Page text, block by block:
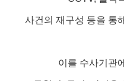
사건의 재구성 등을 통
이를 수사기관